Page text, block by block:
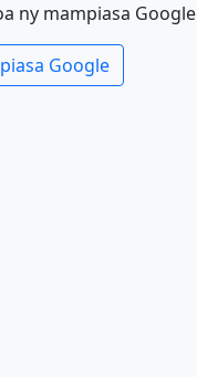
ny mampiasa Google
Google